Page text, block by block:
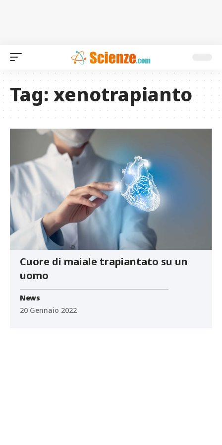
Tag:xenotrapianto
Cuore di maiale trapiantato su un
uomo
News
20 Gennaio 2022